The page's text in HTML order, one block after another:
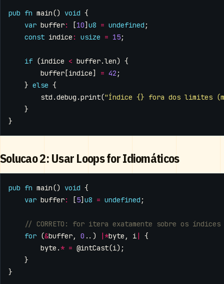
pub fn main() void {
var buffer: [10] u8 = undefined ;
const indice : usize = 15;
if (indice < buffer.len) {
buffer [indice] = 42 ;
} else {
std .debug .print("Índice {} fora dos limites
}
}
Solucao 2: Usar Loops for Idiomáticos
pub fn main() void {
var buffer: [5] u8 = undefined ;
for (&buffer, 0 ..) |*byte , i|
{
byte . * = @intCast(i);
}
}